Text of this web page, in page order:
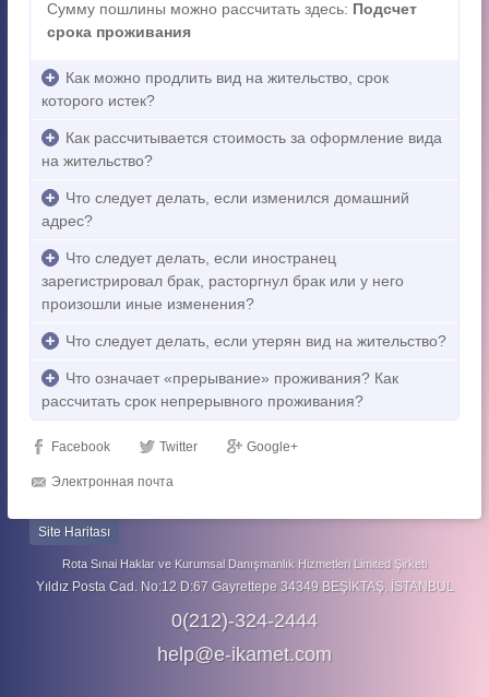
Сумму пошлины можно рассчитать здесь: Подсчет
срока проживания
Как можно продлить вид на жительство, срок
которого истек?
Как рассчитывается стоимость за оформление вида
на жительство?
Что следует делать, если изменился домашний
адрес?
Что следует делать, если иностранец
зарегистрировал брак, расторгнул брак или у него
произошли иные изменения?
Что следует делать, если утерян вид на жительство?
Что означает «прерывание» проживания? Как
рассчитать срок непрерывного проживания?
Facebook Twitter Google+
Электронная почта
Site Haritası
Rota Sınai Haklar ve Kurumsal Danışmanlık Hizmetleri Limited Şirketi
Yıldız Posta Cad. No:12 D:67 Gayrettepe 34349 BEŞİKTAŞ, İSTANBUL
0(212)-324-2444
help@e-ikamet.com